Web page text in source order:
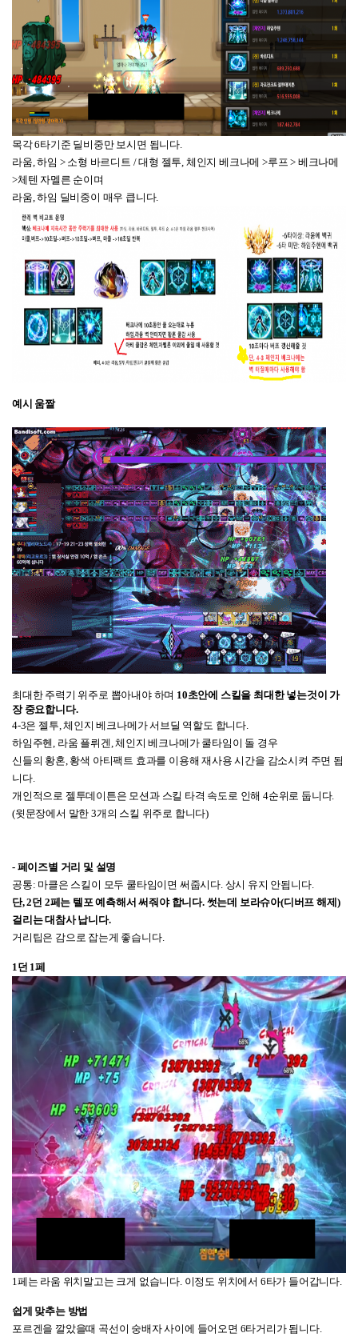
목각 6타기준 딜비중만 보시면 됩니다.
라움, 하임 > 소형 바르디트 / 대형 젤투, 체인지 베크나메 >루프 > 베크나메
>체텐 자멜른 순이며
라움, 하임 딜비중이 매우 큽니다.
예시 움짤
최대한 주력기 위주로 뽑아내야 하며 10초안에 스킬을 최대한 넣는것이 가
장 중요합니다.
4-3은 젤투, 체인지 베크나메가 서브딜 역할도 합니다.
하임주헨, 라움 플뤼겐, 체인지 베크나메가 쿨타임이 돌 경우
신들의 황혼, 황색 아티팩트 효과를 이용해 재사용 시간을 감소시켜 주면 됩
니다.
개인적으로 젤투데이튼은 모션과 스킬 타격 속도로 인해 4순위로 둡니다.
(윗문장에서 말한 3개의 스킬 위주로 합니다)
- 페이즈별 거리 및 설명
공통: 마클은 스킬이 모두 쿨타임이면 써줍시다. 상시 유지 안됩니다.
단, 2던 2페는 텔포 예측해서 써줘야 합니다. 썻는데 보라슈아(디버프 해제)
걸리는 대참사 납니다.
거리팁은 감으로 잡는게 좋습니다.
1던 1페
1페는 라움 위치말고는 크게 없습니다. 이정도 위치에서 6타가 들어갑니다.
쉽게 맞추는 방법
포르겐을 깔았을때 곡선이 숭배자 사이에 들어오면 6타거리가 됩니다.